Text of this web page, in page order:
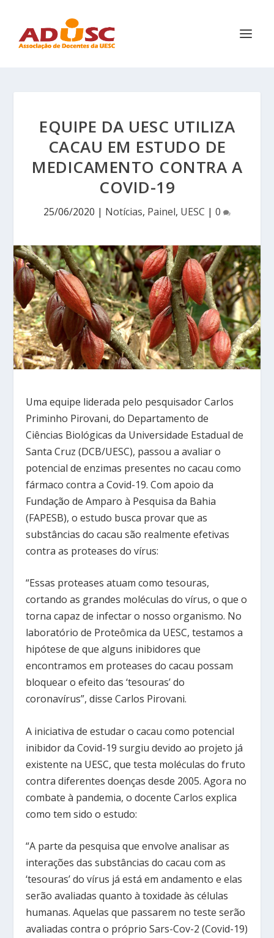
EQUIPE DA UESC UTILIZA
CACAU EM ESTUDO DE
MEDICAMENTO CONTRA A
COVID-19
25/06/2020 | Notícias, Painel, UESC | 0
Uma equipe liderada pelo pesquisador Carlos
Priminho Pirovani, do Departamento de
Ciências Biológicas da Universidade Estadual de
Santa Cruz (DCB/UESC), passou a avaliar o
potencial de enzimas presentes no cacau como
fármaco contra a Covid-19. Com apoio da
Fundação de Amparo à Pesquisa da Bahia
(FAPESB), o estudo busca provar que as
substâncias do cacau são realmente efetivas
contra as proteases do vírus:
“Essas proteases atuam como tesouras,
cortando as grandes moléculas do vírus, o que o
torna capaz de infectar o nosso organismo. No
laboratório de Proteômica da UESC, testamos a
hipótese de que alguns inibidores que
encontramos em proteases do cacau possam
bloquear o efeito das ‘tesouras’ do
coronavírus”, disse Carlos Pirovani.
A iniciativa de estudar o cacau como potencial
inibidor da Covid-19 surgiu devido ao projeto já
existente na UESC, que testa moléculas do fruto
contra diferentes doenças desde 2005. Agora no
combate à pandemia, o docente Carlos explica
como tem sido o estudo:
“A parte da pesquisa que envolve analisar as
interações das substâncias do cacau com as
‘tesouras’ do vírus já está em andamento e elas
serão avaliadas quanto à toxidade às células
humanas. Aquelas que passarem no teste serão
avaliadas contra o próprio Sars-Cov-2 (Covid-19)